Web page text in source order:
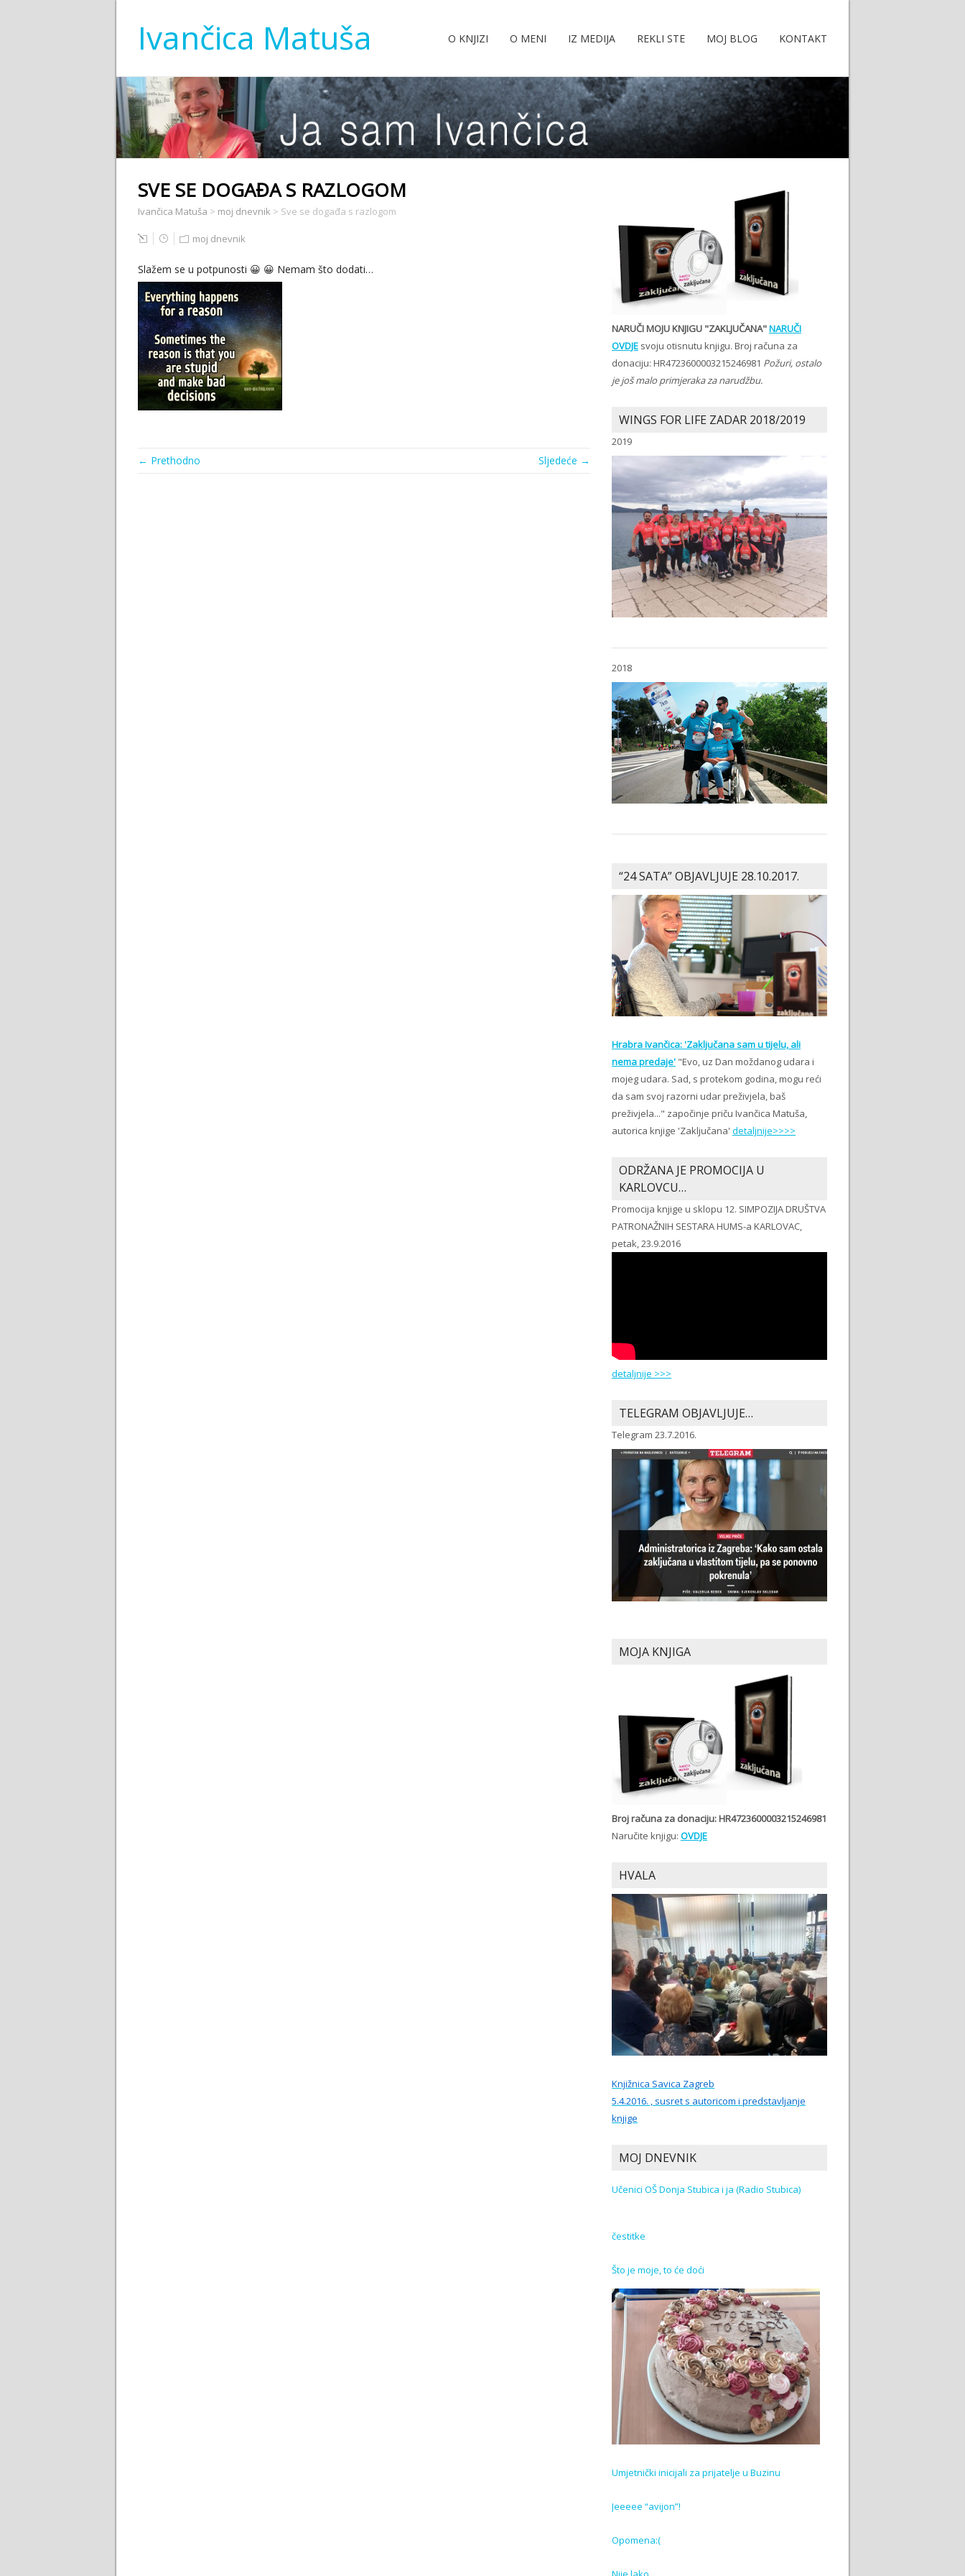
Ivančica Matuša O KNJIZI O MENI IZ MEDIJA REKLI STE MOJ BLOG KONTAKT
SVE SE DOGAĐA S RAZLOGOM
Ivančica Matuša > moj dnevnik > Sve se događa s razlogom
moj dnevnik
Slažem se u potpunosti 😀 😀 Nemam što dodati…
← Prethodno Sljedeće →
NARUČI MOJU KNJIGU "ZAKLJUČANA"NARUČI
OVDJE svoju otisnutu knjigu. Broj računa za
donaciju: HR4723600003215246981 Požuri, ostalo
je još malo primjeraka za narudžbu.
WINGS FOR LIFE ZADAR 2018/2019
2019
2018
“24 SATA” OBJAVLJUJE 28.10.2017.
Hrabra Ivančica: 'Zaključana sam u tijelu, ali
nema predaje' "Evo, uz Dan moždanog udara i
mojeg udara. Sad, s protekom godina, mogu reći
da sam svoj razorni udar preživjela, baš
preživjela..." započinje priču Ivančica Matuša,
autorica knjige 'Zaključana' detaljnije>>>>
ODRŽANA JE PROMOCIJA U
KARLOVCU…
Promocija knjige u sklopu 12. SIMPOZIJA DRUŠTVA
PATRONAŽNIH SESTARA HUMS-a KARLOVAC,
petak, 23.9.2016
detaljnije >>>
TELEGRAM OBJAVLJUJE…
Telegram 23.7.2016.
MOJA KNJIGA
Broj računa za donaciju: HR4723600003215246981
Naručite knjigu: OVDJE
HVALA
Knjižnica Savica Zagreb
5.4.2016. , susret s autoricom i predstavljanje
knjige
MOJ DNEVNIK
Učenici OŠ Donja Stubica i ja (Radio Stubica)
čestitke
Što je moje, to će doći
Umjetnički inicijali za prijatelje u Buzinu
Jeeeee “avijon”!
Opomena:(